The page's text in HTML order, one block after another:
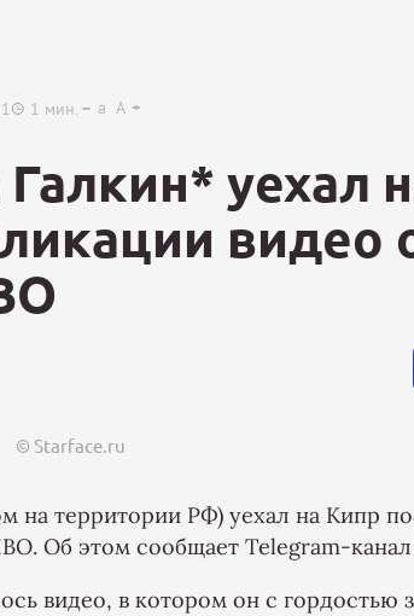
1 мин. a A
уехал
видео
© Starface.ru
на территории РФ) уехал на Кипр
Об этом сообщает Telegram-канал
видео, в котором он с гордостью